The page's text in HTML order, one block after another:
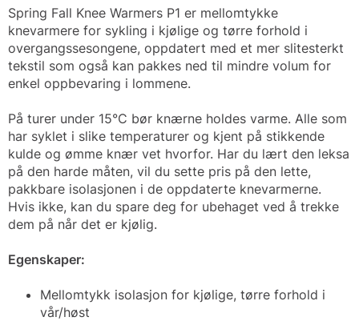
Spring Fall Knee Warmers P1 er mellomtykke
knevarmere for sykling i kjølige og tørre forhold i
overgangssesongene, oppdatert med et mer slitesterkt
tekstil som også kan pakkes ned til mindre volum for
enkel oppbevaring i lommene.
På turer under 15°C bør knærne holdes varme. Alle som
har syklet i slike temperaturer og kjent på stikkende
kulde og ømme knær vet hvorfor. Har du lært den leksa
på den harde måten, vil du sette pris på den lette,
pakkbare isolasjonen i de oppdaterte knevarmerne.
Hvis ikke, kan du spare deg for ubehaget ved å trekke
dem på når det er kjølig.
Egenskaper:
Mellomtykk isolasjon for kjølige, tørre forhold i
vår/høst